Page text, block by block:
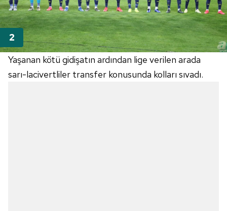
Yaşanan kötü gidişatın ardından lige verilen arada
sarı-lacivertliler transfer konusunda kolları sıvadı.